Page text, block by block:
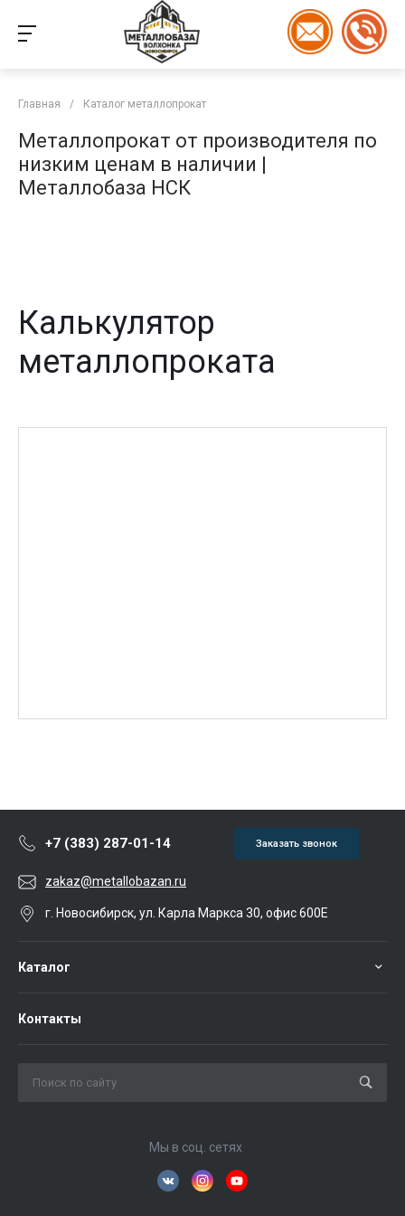
Главная / Каталог металлопрокат
Металлопрокат от производителя по
низким ценам в наличии |
Металлобаза НСК
Калькулятор
металлопроката
+7 (383) 287-01-14 Заказать звонок
zakaz@metallobazan.ru
г. Новосибирск, ул. Карла Маркса 30, офис 600Е
Каталог
Контакты
Мы в соц. сетях